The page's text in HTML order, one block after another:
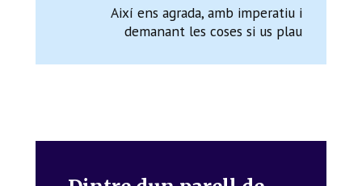
Així ens agrada, amb imperatiu i
demanant les coses si us plau